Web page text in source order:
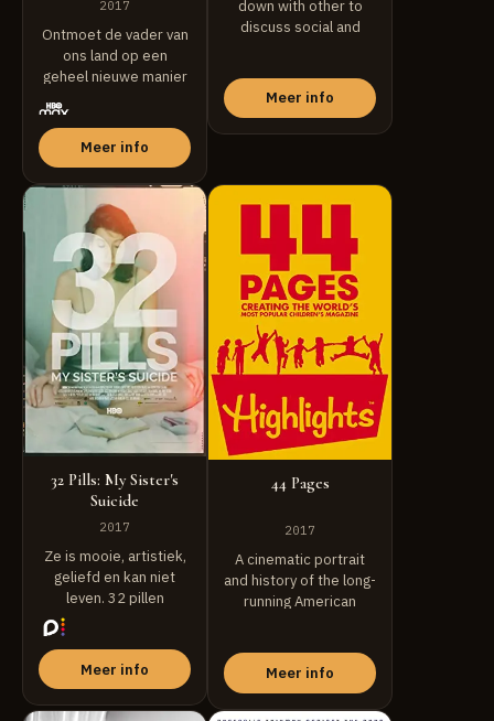
2017
Ontmoet de vader van
ons land op een
geheel nieuwe manier
Meer info
down with other to
discuss social and
Meer info
32 Pills: My Sister's
Suicide
2017
Ze is mooie, artistiek,
geliefd en kan niet
leven. 32 pillen
fascinerende ...
Meer info
44 Pages
2017
A cinematic portrait
and history of the long-
running American
Meer info